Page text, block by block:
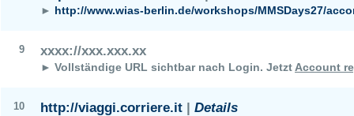
► http://www.wias-berlin.de/workshops/MMSDays27/
9 xxxx://xxx.xxx.xx
► Vollständige URL sichtbar nach Login. Jetzt Account
10 http://viaggi.corriere.it | Details